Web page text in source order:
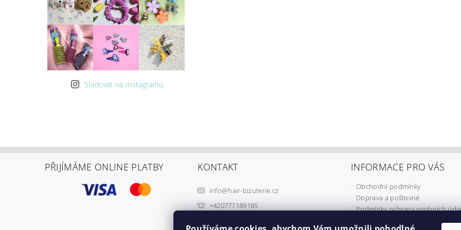
Sledovat na Instagramu
PŘIJÍMÁME ONLINE PLATBY KONTAKT
info@hair-bizuterie.cz
+420777189185
INFORMACE PRO VÁS
Obchodní podmínky
Doprava a poštovné
Podmínky ochrany osobních